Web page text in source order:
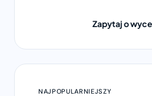
Zapytaj o
NAJPOPULARNIEJSZY